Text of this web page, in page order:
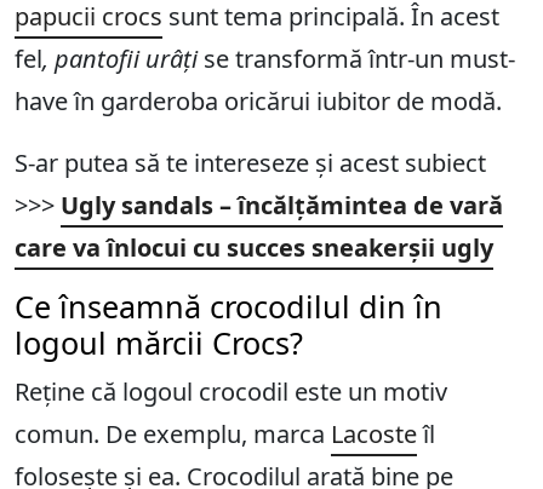
papucii crocs sunt tema principală. În acest
fel, pantofii urâțise transformă într-un must-
have în garderoba oricărui iubitor de modă.
S-ar putea să te intereseze și acest subiect
>>> Ugly sandals – încălțămintea de vară
care va înlocui cu succes sneakerșii ugly
Ce înseamnă crocodilul din în
logoul mărcii Crocs?
Reține că logoul crocodil este un motiv
comun. De exemplu, marca Lacosteîl
folosește și ea. Crocodilul arată bine pe